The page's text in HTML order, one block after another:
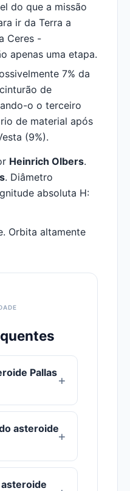
do que a missão
ir da Terra a
Ceres -
apenas uma etapa.
7% da
de
o o terceiro
de material após
(9%).
Heinrich Olbers.
. Diâmetro
absoluta H:
Orbita altamente
Pallas
asteroide